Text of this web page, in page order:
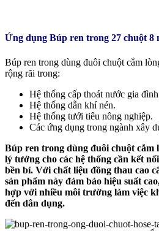
Ứng dụng Búp ren trong 27 chuột 8
Búp ren trong dùng đuôi chuột cắm
rộng rãi trong:
Hệ thống cấp thoát nước gia
Hệ thống dẫn khí nén.
Hệ thống tưới tiêu nông nghiệp.
Các ứng dụng trong ngành xây
Búp ren trong dùng đuôi chuột cắm
lý tưởng cho các hệ thống cần kết
bền bỉ. Với chất liệu đồng thau cao
sản phẩm này đảm bảo hiệu suất
hợp với nhiều môi trường làm việc
đến dân dụng.